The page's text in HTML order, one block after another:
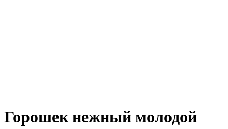
Горошек нежный молодой